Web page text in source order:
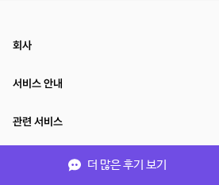
더 많은 후기 보기
회사
서비스 안내
관련 서비스